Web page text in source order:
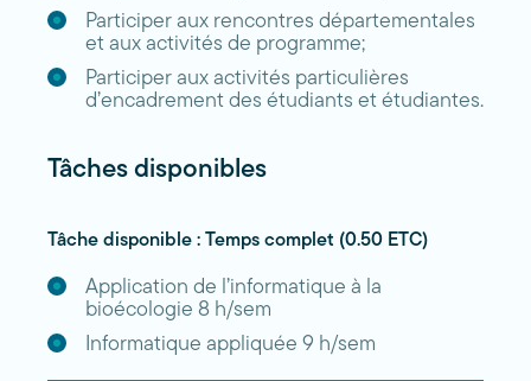
Participer aux rencontres départementales
et aux activités de programme;
Participer aux activités particulières
d’encadrement des étudiants et étudiantes.
Tâches disponibles
Tâche disponible : Temps complet (0.50 ETC)
Application de l’informatique à la
bioécologie 8 h/sem
Informatique appliquée 9 h/sem